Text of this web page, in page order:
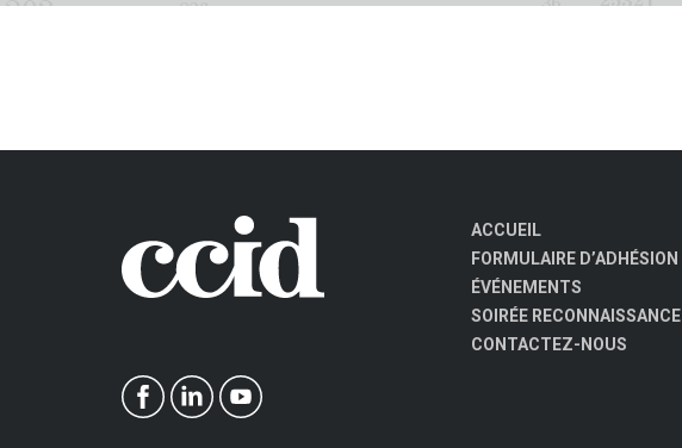
ACCUEIL
FORMULAIRE D’ADHÉSION
ÉVÉNEMENTS
SOIRÉE RECONNAISSANCE
CONTACTEZ-NOUS